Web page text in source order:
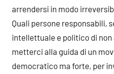
arrendersi in modo
Quali persone responsabili,
intellettuale e politico di non
metterci alla guida di un
democratico ma forte, per